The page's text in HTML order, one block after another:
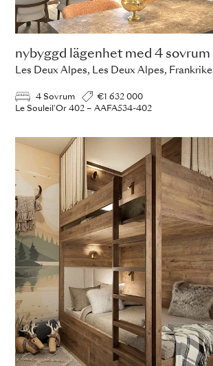
nybyggd lägenhet med 4 sovrum
Les Deux Alpes, Les Deux Alpes, Frankrike
4 Sovrum
€1 632 000
Le Souleil'Or 402 – AAFA534-402